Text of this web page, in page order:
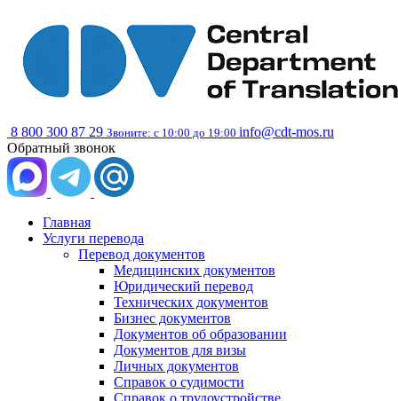
8 800 300 87 29 Звоните: с 10:00 до 19:00 info@cdt-mos.ru
Обратный звонок
Главная
Услуги перевода
Перевод документов
Медицинских документов
Юридический перевод
Технических документов
Бизнес документов
Документов об образовании
Документов для визы
Личных документов
Справок о судимости
Справок о трудоустройстве